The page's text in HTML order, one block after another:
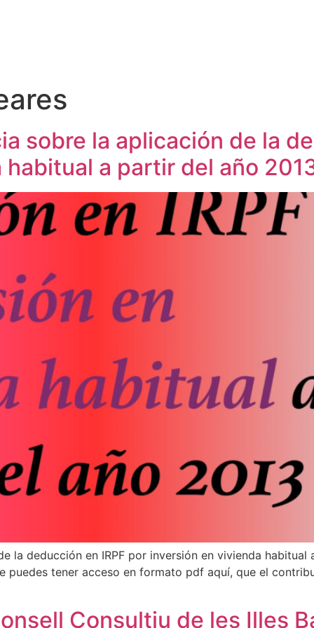
sobre la aplicación de la
a partir del año
la deducción en IRPF por inversión en vivienda
puedes tener acceso en formato pdf aquí, que el
Consultiu de les Illes